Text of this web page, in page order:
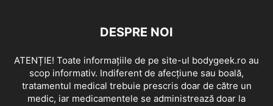
DESPRE NOI
ATENȚIE! Toate informațiile de pe site-ul bodygeek.ro au
scop informativ. Indiferent de afecțiune sau boală,
tratamentul medical trebuie prescris doar de către un
medic, iar medicamentele se administrează doar la